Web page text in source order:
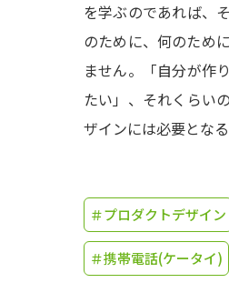
を学ぶのであれば、
のために、何のため
ません。「自分が作
たい」、それくらい
ザインには必要となる
＃プロダクトデザイン
＃携帯電話(ケータイ)